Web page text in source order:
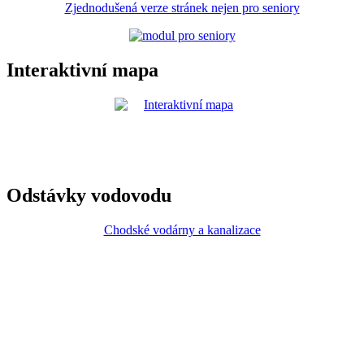
Zjednodušená verze stránek nejen pro seniory
Interaktivní mapa
Odstávky vodovodu
Chodské vodárny a kanalizace